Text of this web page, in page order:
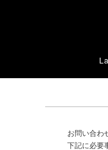
お問い合わ
下記に必要